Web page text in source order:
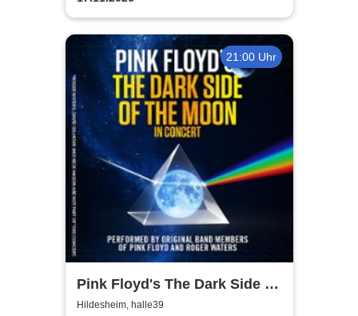
21:00 Uhr
Pink Floyd's The Dark Side of
the Moon - In Concert
Hildesheim, halle39